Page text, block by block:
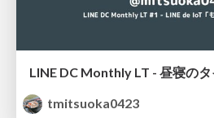
tmitsuoka0423